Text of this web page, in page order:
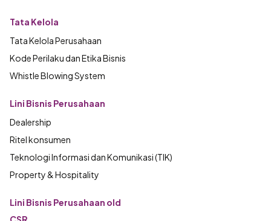
Tata Kelola
Tata Kelola Perusahaan
Kode Perilaku dan Etika Bisnis
Whistle Blowing System
Lini Bisnis Perusahaan
Dealership
Ritel konsumen
Teknologi Informasi dan Komunikasi (TIK)
Property & Hospitality
Lini Bisnis Perusahaan old